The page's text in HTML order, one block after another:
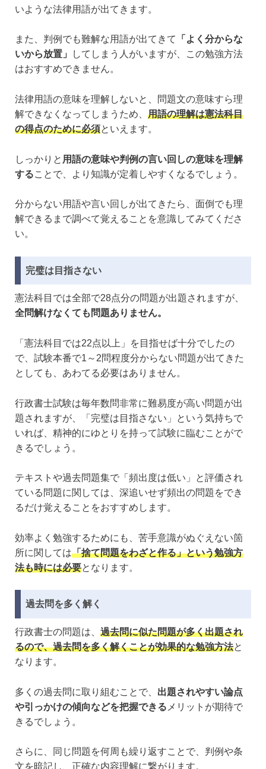
いような法律用語が出てきます。
また、判例でも難解な用語が出てきて
「よく分からな
いから放置」
してしまう人がいますが、この勉強方法
はおすすめできません。
法律用語の意味を理解しないと、問題文の意味すら理
解できなくなってしまうため、 用語の理解は憲法科目
の得点のために必須といえます。
しっかりと 用語の意味や判例の言い回しの意味を理解
することで、より知識が定着しやすくなるでしょう。
分からない用語や言い回しが出てきたら、面倒でも理
解できるまで調べて覚えることを意識してみてくださ
い。
完璧は目指さない
憲法科目では全部で28点分の問題が出題されますが、
全問解けなくても問題ありません。
「憲法科目では22点以上」を目指せば十分でしたの
で、試験本番で1～2問程度分からない問題が出てきた
としても、あわてる必要はありません。
行政書士試験は毎年数問非常に難易度が高い問題が出
題されますが、「完璧は目指さない」という気持ちで
いれば、精神的にゆとりを持って試験に臨むことがで
きるでしょう。
テキストや過去問題集で「頻出度は低い」と評価され
ている問題に関しては、深追いせず頻出の問題をでき
るだけ覚えることをおすすめします。
効率よく勉強するためにも、苦手意識がぬぐえない箇
所に関しては「捨て問題をわざと作る」という勉強方
法も時には必要となります。
過去問を多く解く
行政書士の問題は、 過去問に似た問題が多く出題され
るので、過去問を多く解くことが効果的な勉強方法と
なります。
多くの過去問に取り組むことで、 出題されやすい論点
や引っかけの傾向などを把握できる メリットが期待で
きるでしょう。
さらに、同じ問題を何周も繰り返すことで、判例や条
文を暗記し、正確な内容理解に繋がります。